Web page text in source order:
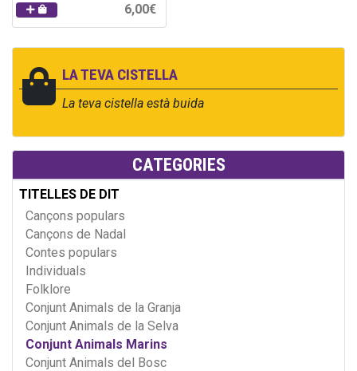
LA TEVA CISTELLA
La teva cistella està buida
CATEGORIES
TITELLES DE DIT
Cançons populars
Cançons de Nadal
Contes populars
Individuals
Folklore
Conjunt Animals de la Granja
Conjunt Animals de la Selva
Conjunt Animals Marins
Conjunt Animals del Bosc
6,00€